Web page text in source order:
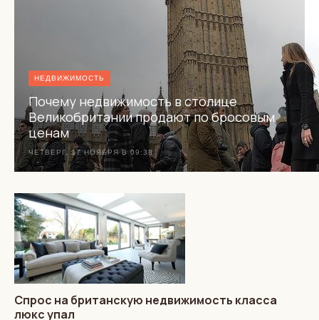
НЕДВИЖИМОСТЬ
Почему недвижимость в столице
Великобритании продают по бросовым
ценам
ЧЕТВЕРГ, 17 НОЯБРЯ В 09:38
Спрос на британскую недвижимость класса
люкс упал